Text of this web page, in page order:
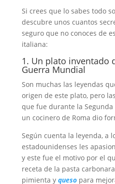
Si crees que lo sabes todo
descubre unos cuantos
seguro que no conoces de
italiana:
1. Un plato inventado
Guerra Mundial
Son muchas las leyendas
origen de este plato, pero
que fue durante la
un cocinero de Roma dio
Según cuenta la leyenda, a
estadounidenses les
y este fue el motivo por el
receta de la pasta
pimienta y quesopara